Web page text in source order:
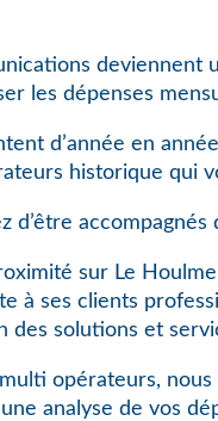
deviennent
les dépenses
d’année en
historique qui
d’être
sur Le
à ses clients
des solutions et
opérateurs,
analyse de vos